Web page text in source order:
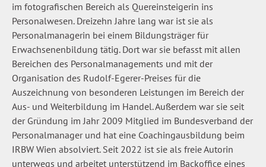
im fotografischen Bereich als Quereinsteigerin ins
Personalwesen. Dreizehn Jahre lang war ist sie als
Personalmanagerin bei einem Bildungsträger für
Erwachsenenbildung tätig. Dort war sie befasst mit allen
Bereichen des Personalmanagements und mit der
Organisation des Rudolf-Egerer-Preises für die
Auszeichnung von besonderen Leistungen im Bereich der
Aus- und Weiterbildung im Handel. Außerdem war sie seit
der Gründung im Jahr 2009 Mitglied im Bundesverband der
Personalmanager und hat eine Coachingausbildung beim
IRBW Wien absolviert. Seit 2022 ist sie als freie Autorin
unterwegs und arbeitet unterstützend im Backoffice eines